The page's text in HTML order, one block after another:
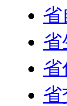
省
省
省
省